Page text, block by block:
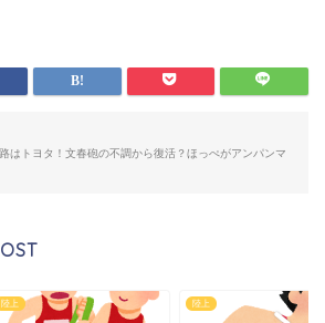
はトヨタ！文春砲の不調から復活？ほっぺがアンパンマ
陸上 陸上